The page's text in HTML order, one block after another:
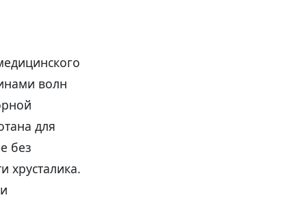
волн
для
без
хрусталика.